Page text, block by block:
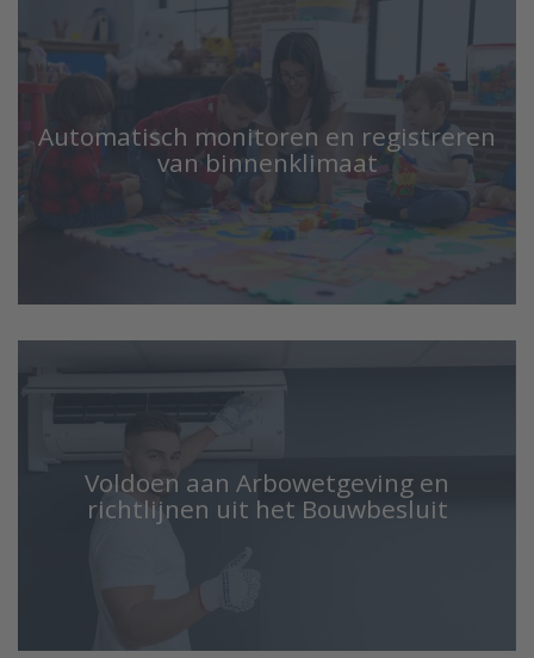
Automatisch monitoren en registreren
van binnenklimaat
Voldoen aan Arbowetgeving en
richtlijnen uit het Bouwbesluit